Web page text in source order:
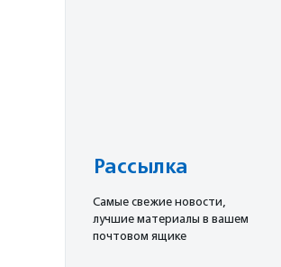
Рассылка
Cамые свежие новости,
лучшие материалы в вашем
почтовом ящике